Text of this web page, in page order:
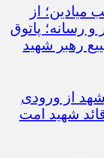
میادین؛ از
رسانه؛ پاتوق
رهبر شهید
از ورودی
شهید امت